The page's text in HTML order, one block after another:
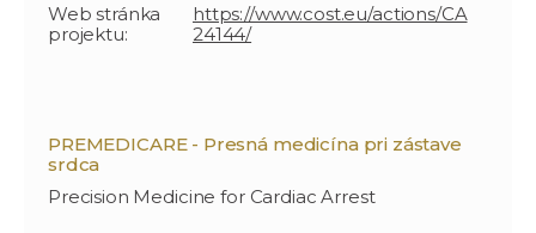
Web stránka
projektu:
https://www.cost.eu/actions/CA
24144/
PREMEDICARE - Presná medicína pri zástave
srdca
Precision Medicine for Cardiac Arrest